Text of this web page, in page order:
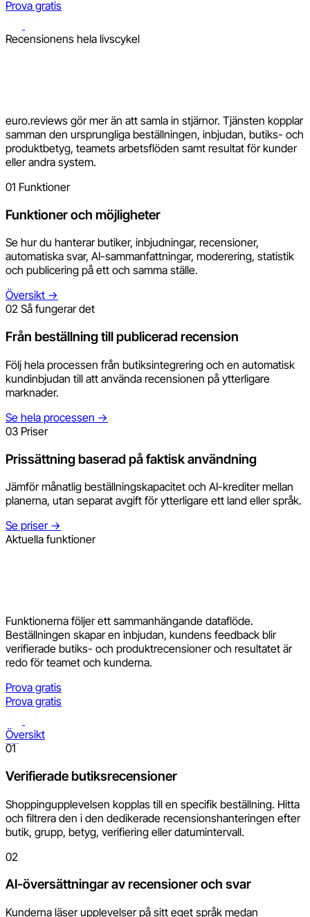
Prova gratis
Recensionens hela livscykel
euro.reviews gör mer än att samla in stjärnor. Tjänsten kopplar
samman den ursprungliga beställningen, inbjudan, butiks- och
produktbetyg, teamets arbetsflöden samt resultat för kunder
eller andra system.
01 Funktioner
Funktioner och möjligheter
Se hur du hanterar butiker, inbjudningar, recensioner,
automatiska svar, AI-sammanfattningar, moderering, statistik
och publicering på ett och samma ställe.
Översikt →
02 Så fungerar det
Från beställning till publicerad recension
Följ hela processen från butiksintegrering och en automatisk
kundinbjudan till att använda recensionen på ytterligare
marknader.
Se hela processen →
03 Priser
Prissättning baserad på faktisk användning
Jämför månatlig beställningskapacitet och AI-krediter mellan
planerna, utan separat avgift för ytterligare ett land eller språk.
Se priser →
Aktuella funktioner
Funktionerna följer ett sammanhängande dataflöde.
Beställningen skapar en inbjudan, kundens feedback blir
verifierade butiks- och produktrecensioner och resultatet är
redo för teamet och kunderna.
Prova gratis
Prova gratis
Översikt
01
Verifierade butiksrecensioner
Shoppingupplevelsen kopplas till en specifik beställning. Hitta
och filtrera den i den dedikerade recensionshanteringen efter
butik, grupp, betyg, verifiering eller datumintervall.
02
AI-översättningar av recensioner och svar
Kunderna läser upplevelser på sitt eget språk medan